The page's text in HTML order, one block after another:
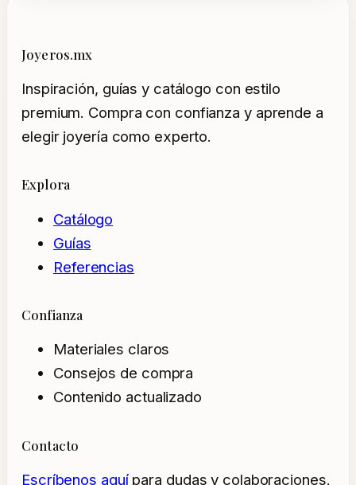
Joyeros.mx
Inspiración, guías y catálogo con estilo
premium. Compra con confianza y aprende a
elegir joyería como experto.
Explora
Catálogo
Guías
Referencias
Confianza
Materiales claros
Consejos de compra
Contenido actualizado
Contacto
Escríbenos aquípara dudas y colaboraciones.